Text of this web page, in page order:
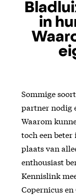
in
Sommige
partner nodig
Waarom
toch een beter
plaats van
enthousiast
Kennislink
Copernicus